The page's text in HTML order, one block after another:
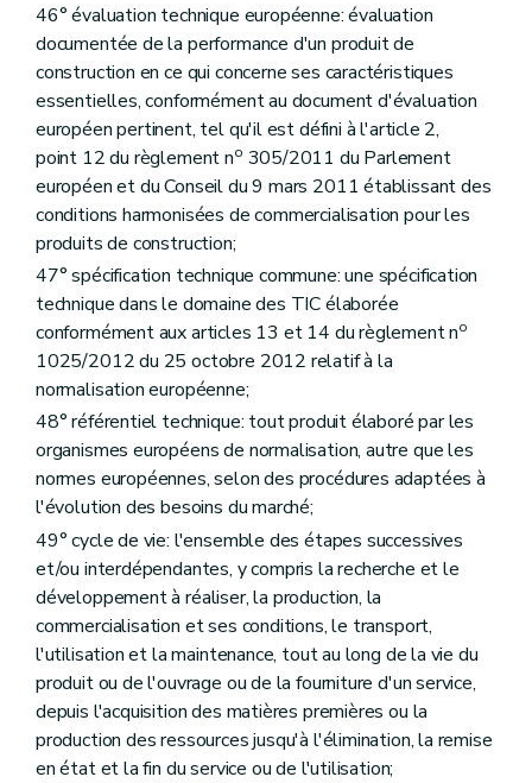
46° évaluation technique européenne: évaluation
documentée de la performance d'un produit de
construction en ce qui concerne ses caractéristiques
essentielles, conformément au document d'évaluation
européen pertinent, tel qu'il est défini à l'article 2,
point 12 du règlement no 305/2011 du Parlement
européen et du Conseil du 9 mars 2011 établissant des
conditions harmonisées de commercialisation pour les
produits de construction;
47° spécification technique commune: une spécification
technique dans le domaine des TIC élaborée
conformément aux articles 13 et 14 du règlement no
1025/2012 du 25 octobre 2012 relatif à la
normalisation européenne;
48° référentiel technique: tout produit élaboré par les
organismes européens de normalisation, autre que les
normes européennes, selon des procédures adaptées à
l'évolution des besoins du marché;
49° cycle de vie: l'ensemble des étapes successives
et/ou interdépendantes, y compris la recherche et le
développement à réaliser, la production, la
commercialisation et ses conditions, le transport,
l'utilisation et la maintenance, tout au long de la vie du
produit ou de l'ouvrage ou de la fourniture d'un service,
depuis l'acquisition des matières premières ou la
production des ressources jusqu'à l'élimination, la remise
en état et la fin du service ou de l'utilisation;